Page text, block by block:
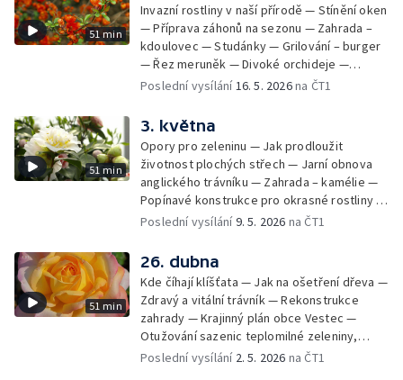
51 min
Invazní rostliny v naší přírodě — Stínění oken
— Příprava záhonů na sezonu — Zahrada –
kdoulovec — Studánky — Grilování – burger
— Řez meruněk — Divoké orchideje —
Meandry u Pardubic – evropsky významná
Poslední vysílání 16. 5. 2026na ČT1
51 min
3. května
Opory pro zeleninu — Jak prodloužit
životnost plochých střech — Jarní obnova
anglického trávníku — Zahrada – kamélie —
Popínavé konstrukce pro okrasné rostliny —
Vysazujeme zeleninu do skleníku, vyséváme
přečkat nástrahy jara — Jak na bázlivého
psa — Bylinky v kětnu
Poslední vysílání9. 5. 2026 na ČT1
51 min
26. dubna
Kde číhají klíšťata — Jak na ošetření dřeva —
Zdravý a vitální trávník — Rekonstrukce
zahrady — Krajinný plán obce Vestec —
Otužování sazenic teplomilné zeleniny,
podpoření kvetení růží — Včelařská příprava
Poslední vysílání 2. 5. 2026 na ČT1